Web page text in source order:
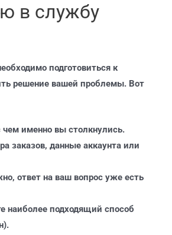
в службу
подготовиться к
решение вашей проблемы. Вот
именно вы столкнулись.
заказов, данные аккаунта или
ответ на ваш вопрос уже есть
наиболее подходящий способ